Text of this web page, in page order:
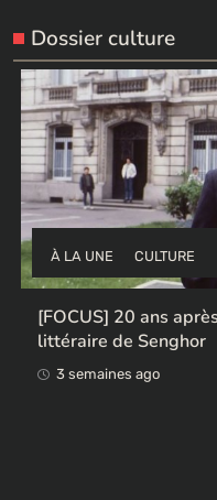
Dossier culture
À LA UNE CULTURE
[FOCUS] 20 ans
littéraire de Senghor
3 semaines ago